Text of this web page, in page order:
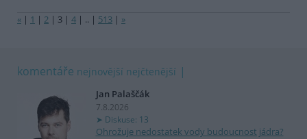
« | 1 | 2 | 3 | 4 | .. | 513 | »
komentáře nejnovější nejčtenější
Jan Palaščák
7.8.2026
Diskuse: 13
Ohrožuje nedostatek vody budoucnost jádra?